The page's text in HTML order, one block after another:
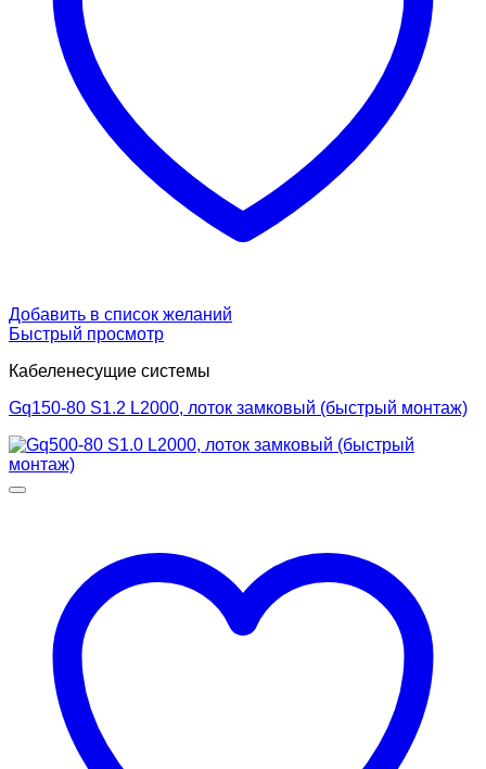
Добавить в список желаний
Быстрый просмотр
Кабеленесущие системы
Gq150-80 S1.2 L2000, лоток замковый (быстрый монтаж)